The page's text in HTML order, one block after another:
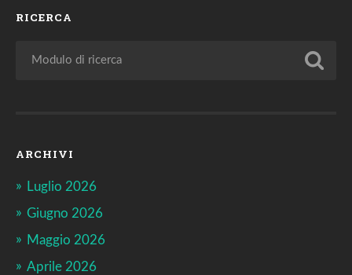
RICERCA
ARCHIVI
Luglio 2026
Giugno 2026
Maggio 2026
Aprile 2026